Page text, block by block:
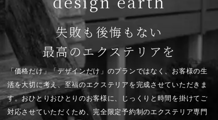
失敗も後悔もない
最高のエクステリアを
「価格だけ」「デザインだけ」のプランではなく、お客様の生
活を大切に考え、至福のエクステリアを完成させていただきま
す。おひとりおひとりのお客様に、じっくりと時間を掛けてご
対応させていただくため、完全限定予約制のエクステリア専門